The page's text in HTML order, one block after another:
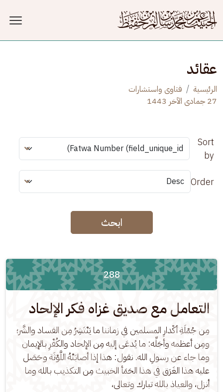
عقائد
الرئيسية
فتاوى واستشارات
27 جمادى الآخر 1443
Sort
by
Order
ابحث
288
التعامل مع صديق غزاه فكر الإلحاد
مِن جُمْلَةِ أكْدارِ المسلمين في زماننا ما يَنْتَشِرُ مِن الفساد والشَّر؛
ومِن أعظمه وأجَلِّه: ما يُدعَى إليه مِن الإلحاد والكُفْرِ بالإيمان
وما جاء عن رسولِ الله. نقول: هذا إذا أصابَتْهُ اللَّوْثَة وحَصَل
عليه هذا الغَرَق في هذا الحَمَأ الخبيث مِن التكذيب بالله وما
أنزل، والعياذ بالله تبارك وتعالى،